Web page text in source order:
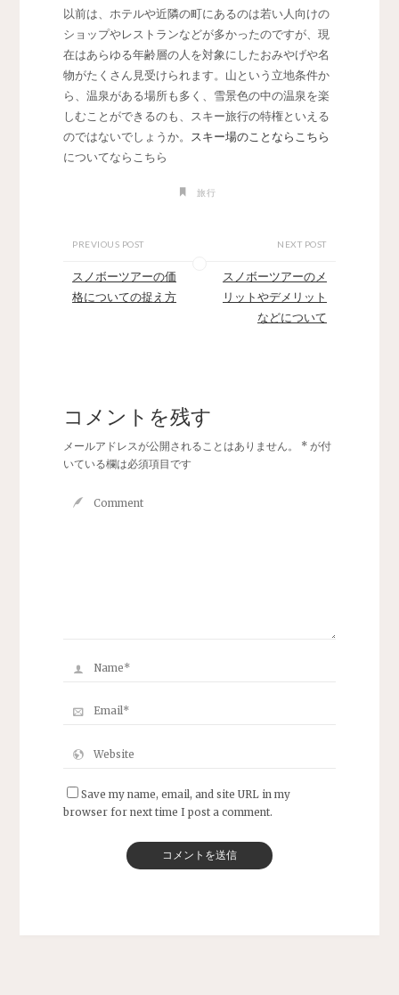
以前は、ホテルや近隣の町にあるのは若い人向けの
ショップやレストランなどが多かったのですが、現
在はあらゆる年齢層の人を対象にしたおみやげや名
物がたくさん見受けられます。山という立地条件か
ら、温泉がある場所も多く、雪景色の中の温泉を楽
しむことができるのも、スキー旅行の特権といえる
のではないでしょうか。
スキー場のことならこちら
についてならこちら
旅行
PREVIOUS POST
スノボーツアーの価
格についての捉え方
NEXT POST
スノボーツアーのメ
リットやデメリット
などについて
コメントを残す
メールアドレスが公開されることはありません。 *が付
いている欄は必須項目です
Save my name, email, and site URL in my
browser for next time I post a comment.